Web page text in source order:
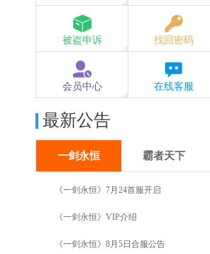
被盗申诉 找回密码
会员中心 在线客服
最新公告
一剑永恒 霸者天下
《一剑永恒》7月24首服开启
《一剑永恒》VIP介绍
《一剑永恒》8月5日合服公告